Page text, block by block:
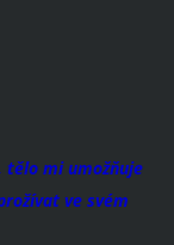
mi umožňuje
ve svém